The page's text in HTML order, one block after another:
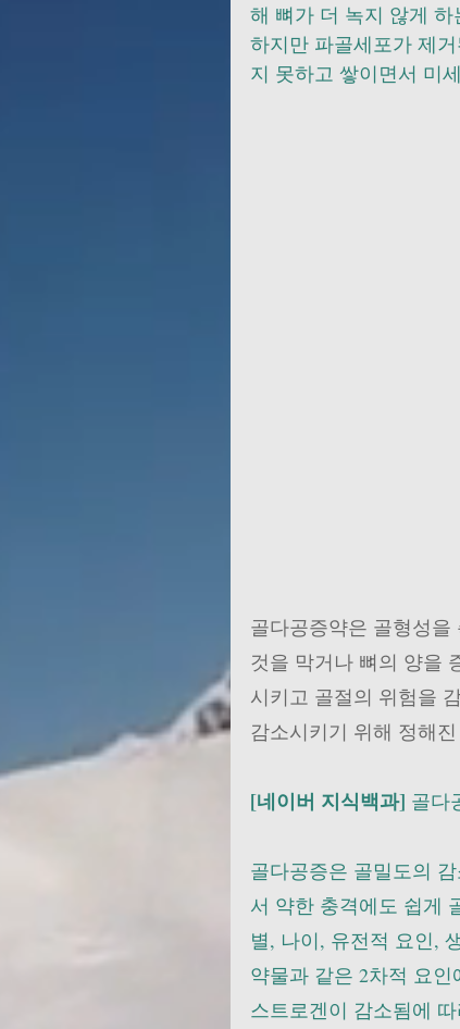
해 뼈가 더 녹지 않게 하
하지만 파골세포가 제
지 못하고 쌓이면서 미
골다공증약은 골형성
것을 막거나 뼈의 양을
시키고 골절의 위험을
감소시키기 위해 정해
[네이버 지식백과] 골다
골다공증은 골밀도의
서 약한 충격에도 쉽게
별, 나이, 유전적 요인,
약물과 같은 2차적 요
스트로겐이 감소됨에